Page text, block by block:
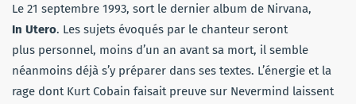
Le 21 septembre 1993, sort le dernier album de Nirvana,
In Utero. Les sujets évoqués par le chanteur seront
plus personnel, moins d’un an avant sa mort, il semble
néanmoins déjà s’y préparer dans ses textes. L’énergie et la
rage dont Kurt Cobain faisait preuve sur Nevermind laissent